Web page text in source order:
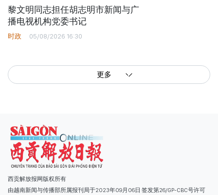
黎文明同志担任胡志明市新闻与广
播电视机构党委书记
时政 05/08/2026 16:30
更多
西贡解放报网版权所有
由越南新闻与传播部所属报刊局于2023年09月06日 签发第26/GP-CBC号许可